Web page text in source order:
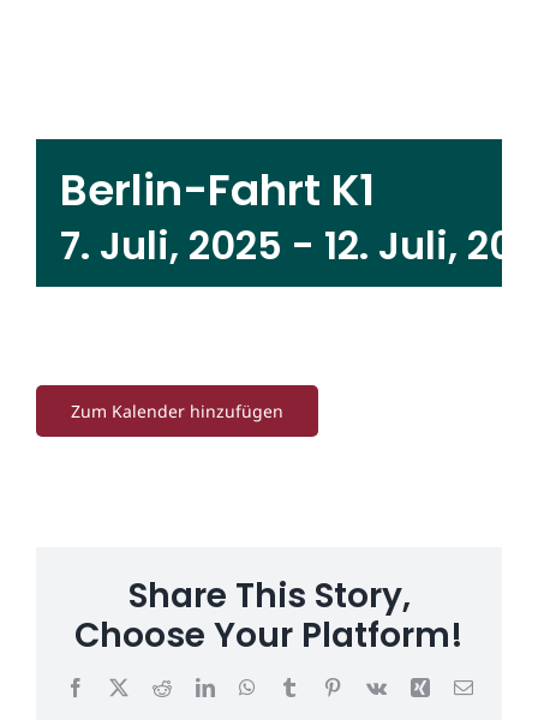
Berlin-Fahrt K1
7. Juli, 2025 - 12. Juli,
Zum Kalender hinzufügen
Share This Story,
Choose Your Platform!
Facebook
X RedditLinkedInWhatsApp
TumblrPinterest
Vk Xing E-